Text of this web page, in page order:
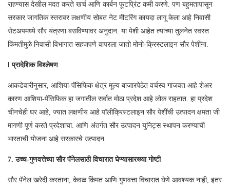
राहण्यास देखील मदत करते खर्च आणि कार्बन फूटप्रिंट कमी करणे. पण बहुमतापासून
सरकार जागतिक स्तरावर लक्षणीय सोबत नेट मीटरिंग कायदा लागू केला आहे निवासी
सेटअपमध्ये सौर यंत्रणा बसविण्यावर अनुदान. या पेशी आहेत त्यांच्या तुलनेत स्वस्त
किंमतीमुळे निवासी विभागात सहजपणे वापरला जातो मोनो-क्रिस्टलाइन सौर पेशींना.
l प्रादेशिक विश्लेषण
आकडेवारीनुसार, आशिया-पॅसिफिक क्षेत्र मूल्य बाजारपेठेत वर्चस्व गाजवत आहे शेअर
कारण आशिया-पॅसिफिक हा जगातील सर्वात मोठा प्रदेश आहे लोक राहतात. हा प्रदेश
चीनचेही घर आहे, ज्यात लक्षणीय आहे पॉलीक्रिस्टलाइन सौर पेशींची उत्पादन क्षमता जी
मागणी पूर्ण करते प्रदेशाचा. आणि अंतर्गत सौर उत्पादन युनिट्स स्थापन करण्याची
भारताची योजना आहे सरकारचे उत्पादन.
7. उच्च-गुणवत्तेच्या सौर पॅनेलसाठी विचारात घेण्यासारख्या गोष्टी
सौर पॅनेल खरेदी करताना, केवळ किंमत आणि गुणवत्ता विचारात घेणे आवश्यक नाही, इतर